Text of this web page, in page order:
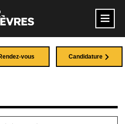
vous Candidature